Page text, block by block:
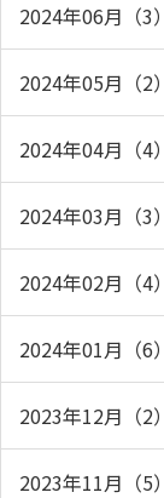
2024年06月（3）
2024年05月（2）
2024年04月（4）
2024年03月（3）
2024年02月（4）
2024年01月（6）
2023年12月（2）
2023年11月（5）